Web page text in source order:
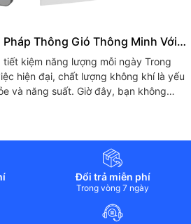
Pháp Thông Gió Thông Minh Với
Tiến
kiệm năng lượng mỗi ngày Trong
hiện đại, chất lượng không khí là yếu
và năng suất. Giờ đây, bạn không
Đổi trả miễn phí
Trong vòng 7 ngày